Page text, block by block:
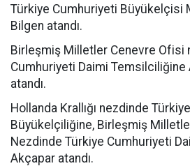
Türkiye Cumhuriyeti Büyükelçisi
Bilgen atandı.
Birleşmiş Milletler Cenevre Ofisi
Cumhuriyeti Daimi Temsilciliğine
atandı.
Hollanda Krallığı nezdinde
Büyükelçiliğine, Birleşmiş
Nezdinde Türkiye Cumhuriyeti
Akçapar atandı.